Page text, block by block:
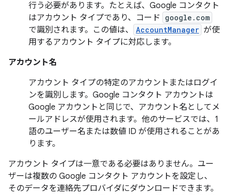
行う必要があります。たとえば、Google コンタクト
はアカウント タイプであり、コード
google.com
で識別されます。この値は、 AccountManager が使
用するアカウント タイプに対応します。
アカウント名
アカウント タイプの特定のアカウントまたはログイ
ンを識別します。Google コンタクト アカウントは
Google アカウントと同じで、アカウント名としてメ
ールアドレスが使用されます。他のサービスでは、1
語のユーザー名または数値 ID が使用されることがあ
ります。
アカウント タイプは一意である必要はありません。ユー
ザーは複数の Google コンタクト アカウントを設定し、
そのデータを連絡先プロバイダにダウンロードできます。